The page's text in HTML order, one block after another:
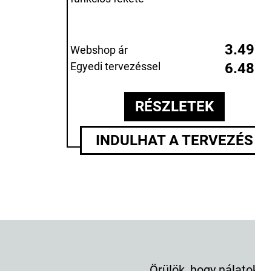
Webshop ár
Egyedi tervezéssel
RÉSZLETEK
INDULHAT A TERVEZÉS